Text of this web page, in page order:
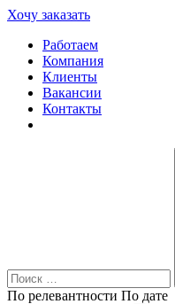
Хочу заказать
Работаем
Компания
Клиенты
Вакансии
Контакты
По релевантности По дате